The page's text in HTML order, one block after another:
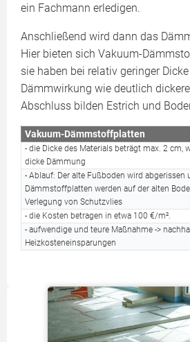
ein Fachmann erledigen.
Anschließend wird dann das
Hier bieten sich Vakuum-
sie haben bei relativ geringer
Dämmwirkung wie deutlich
Abschluss bilden Estrich und
Vakuum-Dämmstoffplatten
- die Dicke des Materials beträgt max. 2 cm,
dicke Dämmung
- Ablauf: Der alte Fußboden wird abgerissen
Dämmstoffplatten werden auf der alten
Verlegung von Schutzvlies
- die Kosten betragen in etwa 100 €/m².
- aufwendige und teure Maßnahme ->
Heizkosteneinsparungen